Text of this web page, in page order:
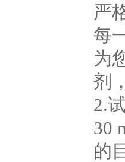
严
每
为
剂
2.
30
的